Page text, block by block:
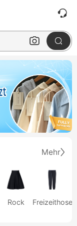
Mehr
Rock Freizeithose